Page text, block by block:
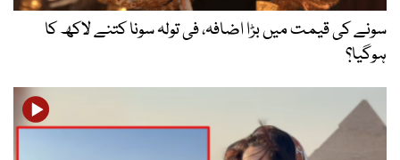
سونے کی قیمت میں بڑا اضافہ، فی تولہ سونا کتنے لاکھ کا
ہوگیا؟